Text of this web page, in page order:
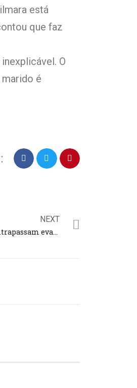
está
que faz
O
é
NEXT
Jovens “sem religião” ultrapassam evangélicos e católicos em SP e Rio